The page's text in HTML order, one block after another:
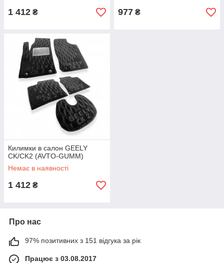
1 412 ₴ 977 ₴
Килимки в салон GEELY
CK/CK2 (AVTO-GUMM)
Немає в наявності
1 412 ₴
Про нас
97% позитивних з 151 відгука за рік
Працює з 03.08.2017